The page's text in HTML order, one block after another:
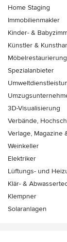
Home Staging
Immobilienmakler
Kinder- &
Künstler &
Möbelrestaurierung
Spezialanbieter
3D-Visualisierung
Verbände,
Verlage, Magazine
Weinkeller
Elektriker
Lüftungs- und
Klär- &
Klempner
Solaranlagen